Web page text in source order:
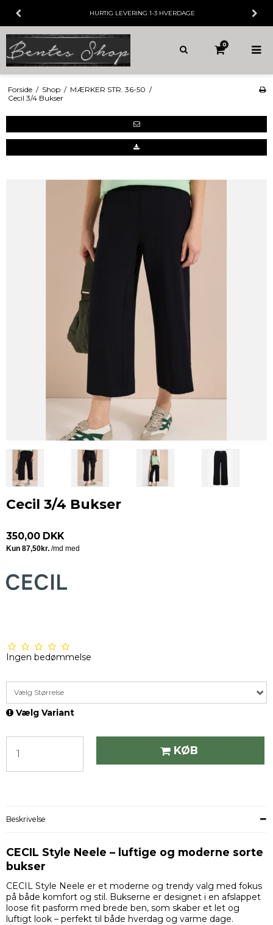
HURTIG LEVERING1-3 HVERDAGE
0
Forside / Shop / MÆRKER STR. 36-50 /
Cecil 3/4 Bukser
Cecil 3/4 Bukser
350,00 DKK
Ingen bedømmelse
Vælg Størrelse
Vælg Variant
KØB
Beskrivelse
CECIL Style Neele – luftige og moderne sorte
bukser
CECIL Style Neele er et moderne og trendy valg med fokus
på både komfort og stil. Bukserne er designet i en afslappet
loose fit pasform med brede ben, som skaber et let og
luftigt look – perfekt til både hverdag og varme dage.